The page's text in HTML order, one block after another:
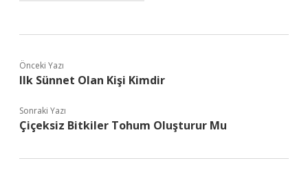
Önceki Yazı
Ilk Sünnet Olan Kişi Kimdir
Sonraki Yazı
Çiçeksiz Bitkiler Tohum Oluşturur Mu